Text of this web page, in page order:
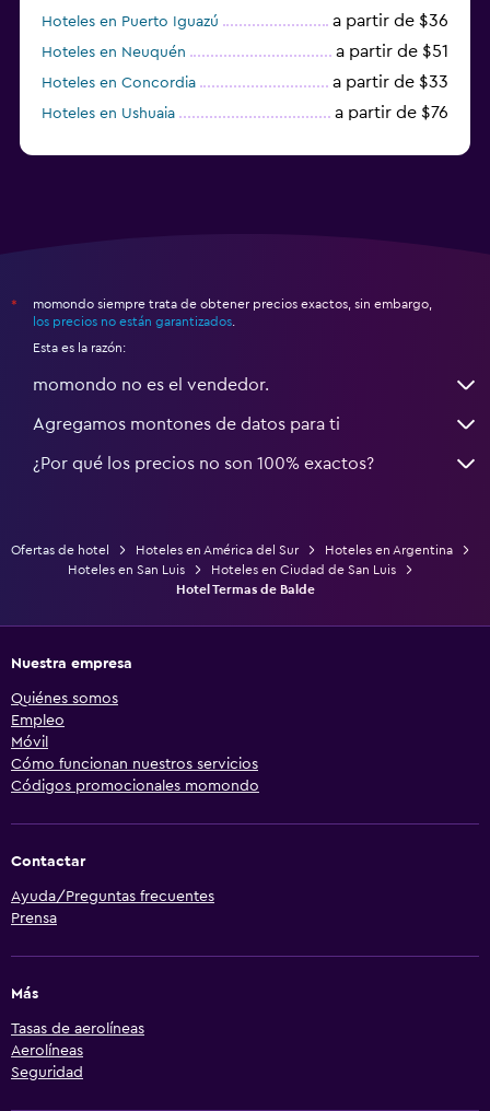
Hoteles en Puerto Iguazú a partir de $36
Hoteles en Neuquén a partir de $51
Hoteles en Concordia a partir de $33
Hoteles en Ushuaia a partir de $76
*
momondo siempre trata de obtener precios exactos, sin embargo,
los precios no están garantizados
Esta es la razón:
momondo no es el vendedor.
Agregamos montones de datos para ti
¿Por qué los precios no son 100% exactos?
Ofertas de hotel Hoteles en América del Sur
Hoteles en Argentina
Hoteles en San Luis
Hoteles en Ciudad de San Luis
Hotel Termas de Balde
Nuestra empresa
Quiénes somos
Empleo
Móvil
Cómo funcionan nuestros servicios
Códigos promocionales momondo
Contactar
Ayuda/Preguntas frecuentes
Prensa
Más
Tasas de aerolíneas
Aerolíneas
Seguridad